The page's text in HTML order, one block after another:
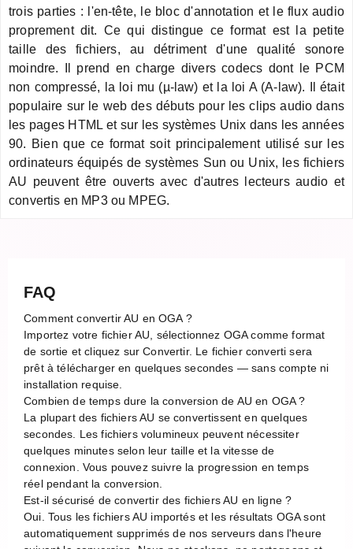
trois parties : l'en-tête, le bloc d'annotation et le flux audio
proprement dit. Ce qui distingue ce format est la petite
taille des fichiers, au détriment d'une qualité sonore
moindre. Il prend en charge divers codecs dont le PCM
non compressé, la loi mu (µ-law) et la loi A (A-law). Il était
populaire sur le web des débuts pour les clips audio dans
les pages HTML et sur les systèmes Unix dans les années
90. Bien que ce format soit principalement utilisé sur les
ordinateurs équipés de systèmes Sun ou Unix, les fichiers
AU peuvent être ouverts avec d'autres lecteurs audio et
convertis en MP3 ou MPEG.
FAQ
Comment convertir AU en OGA ?
Importez votre fichier AU, sélectionnez OGA comme format
de sortie et cliquez sur Convertir. Le fichier converti sera
prêt à télécharger en quelques secondes — sans compte ni
installation requise.
Combien de temps dure la conversion de AU en OGA ?
La plupart des fichiers AU se convertissent en quelques
secondes. Les fichiers volumineux peuvent nécessiter
quelques minutes selon leur taille et la vitesse de
connexion. Vous pouvez suivre la progression en temps
réel pendant la conversion.
Est-il sécurisé de convertir des fichiers AU en ligne ?
Oui. Tous les fichiers AU importés et les résultats OGA sont
automatiquement supprimés de nos serveurs dans l'heure